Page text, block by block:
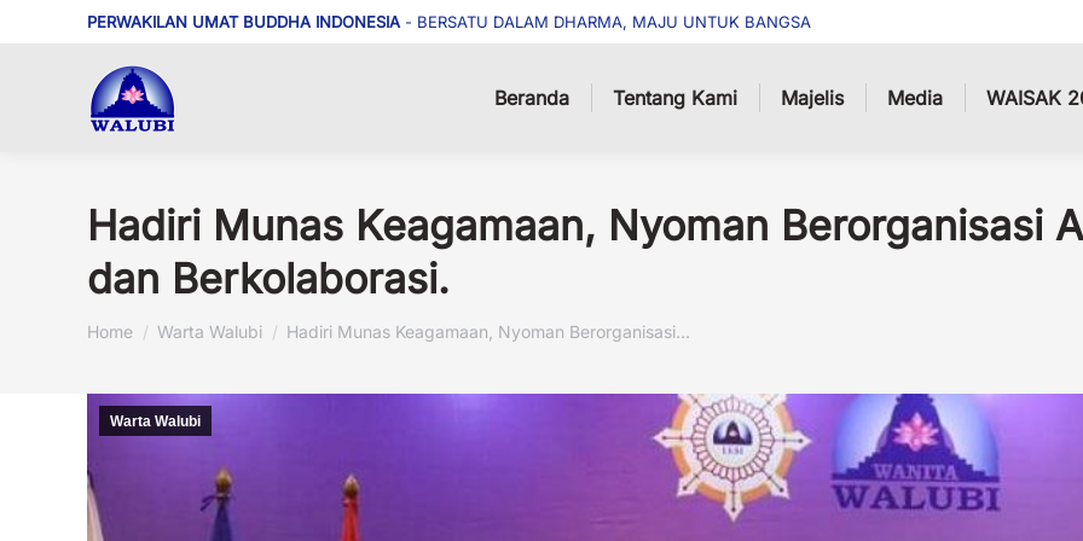
PERWAKILAN UMAT BUDDHA INDONESIA - BERSATU DALAM DHARMA, MAJU UNTUK BANGSA
Beranda Tentang Kami Majelis Media WAISAK
Hadiri Munas Keagamaan, Nyoman Berorganisasi
dan Berkolaborasi.
You are here:
Home Warta Walubi Hadiri Munas Keagamaan, Nyoman Berorganisasi…
Warta Walubi